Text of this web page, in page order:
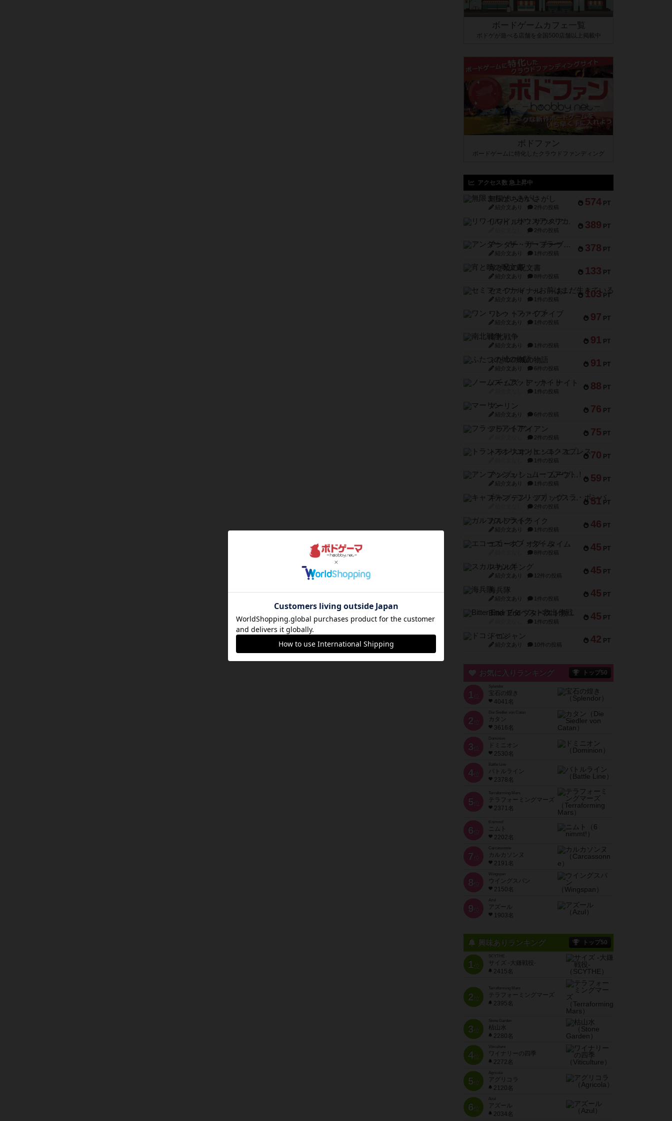
ボードゲームカフェ一覧
ボドゲが遊べる店舗を全国500店舗以上掲載中
ボドファン
ボードゲームに特化したクラウドファンディング
アクセス数 急上昇中
574 PT
無限まちがいさがし
紹介文あり 2件の投稿
389 PT
リワイルド：サウスアメリカ
2件の投稿
378 PT
アンダー・ザ・テーブラー
紹介文あり 1件の投稿
133 PT
宵と暁の呪文書
紹介文あり 8件の投稿
103 PT
セミファイナル ～お前はまだ生きている～
紹介文あり 1件の投稿
97 PT
ワン・トゥ・ファイブ
紹介文あり 1件の投稿
91 PT
南北戦争
紹介文あり 1件の投稿
91 PT
ふたつの城の物語
紹介文あり 6件の投稿
88 PT
ノームズ・アット・ナイト
1件の投稿
76 PT
マーリン
紹介文あり 6件の投稿
75 PT
フラットアイアン
2件の投稿
70 PT
トランスオリエント・エクスプレス
1件の投稿
59 PT
アンブッシュ！：ムーブアウト！
紹介文あり 1件の投稿
51 PT
キャプテン・フリップ：イスラ・ボンバ
2件の投稿
46 PT
ガルフストライク
紹介文あり 1件の投稿
45 PT
エコーズ・オブ・タイム
8件の投稿
45 PT
スカルキング
紹介文あり 12件の投稿
45 PT
海兵隊
紹介文あり 1件の投稿
45 PT
Bitter End ブタペスト救出作戦
1件の投稿
42 PT
ドコジャン
紹介文あり 10件の投稿
お気に入りランキング トップ50
1 位
宝石の煌き
4041名
2 位
Die Siedler von Catan
カタン
3616名
3 位
ドミニオン
2530名
4位
Battle Line
バトルライン
2378名
5 位
Terraforming Mars
テラフォーミングマーズ
2371名
6 位
ニムト
2202名
7 位
Carcassonne
カルカソンヌ
2191名
8 位
Wingspan
ウイングスパン
2150名
9 位
Azul
アズール
1903名
興味ありランキング トップ50
1位
SCYTHE
サイズ -大鎌戦役-
2415名
2位
Terraforming Mars
テラフォーミングマーズ
2395名
3位
Stone Garden
枯山水
2280名
4位
Viticulture
ワイナリーの四季
2272名
5位
Agricola
アグリコラ
2120名
6位
Azul
アズール
2034名